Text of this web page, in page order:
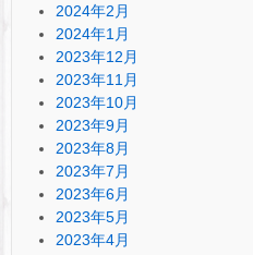
2024年2月
2024年1月
2023年12月
2023年11月
2023年10月
2023年9月
2023年8月
2023年7月
2023年6月
2023年5月
2023年4月